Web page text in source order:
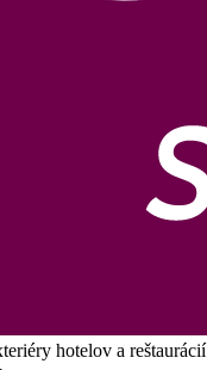
hotelov a reštaurácií